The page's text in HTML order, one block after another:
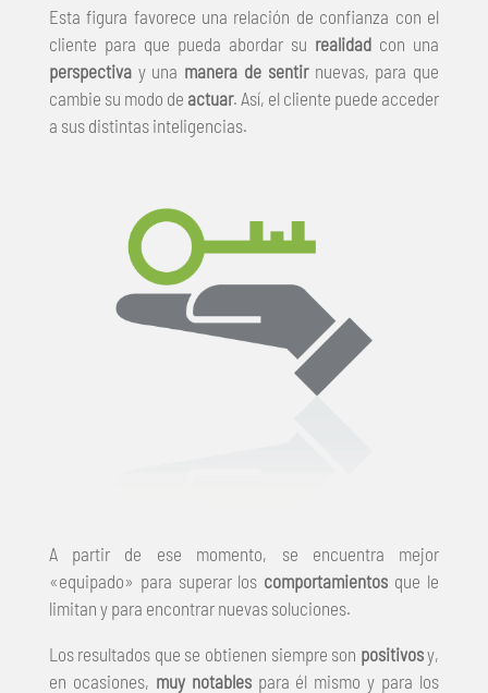
Esta figura favorece una relación de confianza con el
cliente para que pueda abordar su realidad con una
perspectivay una manera de sentirnuevas, para que
cambie su modo de actuar. Así, el cliente puede acceder
a sus distintas inteligencias.
A partir de ese momento, se encuentra mejor
«equipado» para superar los comportamientos que le
limitan y para encontrar nuevas soluciones.
Los resultados que se obtienen siempre son positivosy,
en ocasiones, muy notablespara él mismo y para los